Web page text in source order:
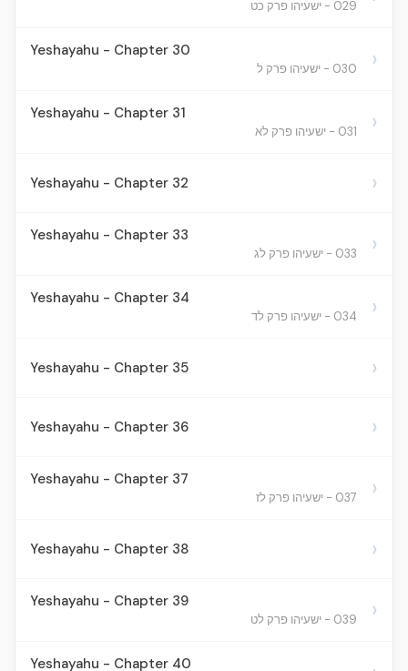
029 - ישעיהו פרק כט
Yeshayahu - Chapter 30
030 - ישעיהו פרק ל ›
Yeshayahu - Chapter 31
031 - ישעיהו פרק לא ›
Yeshayahu - Chapter 32 ›
Yeshayahu - Chapter 33
033 - ישעיהו פרק לג ›
Yeshayahu - Chapter 34
034 - ישעיהו פרק לד ›
Yeshayahu - Chapter 35 ›
Yeshayahu - Chapter 36 ›
Yeshayahu - Chapter 37
037 - ישעיהו פרק לז ›
Yeshayahu - Chapter 38 ›
Yeshayahu - Chapter 39
039 - ישעיהו פרק לט ›
Yeshayahu - Chapter 40